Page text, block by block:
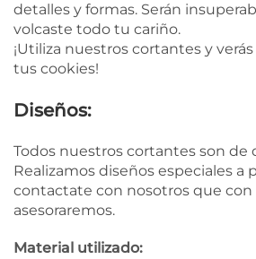
detalles y formas. Serán
volcaste todo tu cariño.
¡Utiliza nuestros cortantes y
tus cookies!
Diseños:
Todos nuestros cortantes son de
Realizamos diseños especiales a
contactate con nosotros que
asesoraremos.
Material utilizado: